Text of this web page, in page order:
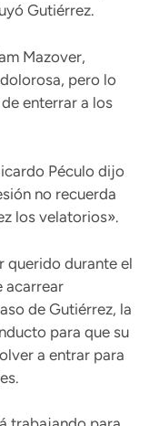
Gutiérrez.
Mazover,
pero lo
enterrar a los
Péculo dijo
no recuerda
los velatorios».
querido durante el
acarrear
de Gutiérrez, la
para que su
a entrar para